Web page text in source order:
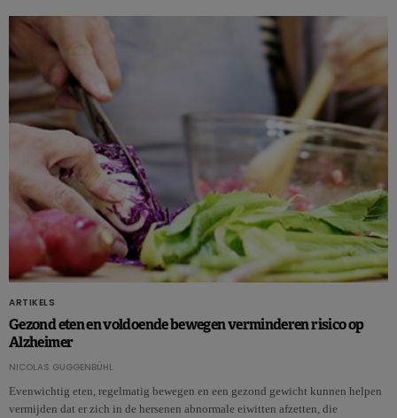
ARTIKELS
Gezond eten en voldoende bewegen verminderen risico op
Alzheimer
NICOLAS GUGGENBÜHL
Evenwichtig eten, regelmatig bewegen en een gezond gewicht kunnen helpen
vermijden dat er zich in de hersenen abnormale eiwitten afzetten, die